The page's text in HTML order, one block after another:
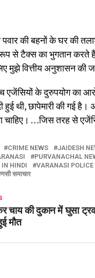
पवार की बहनों के घर की
रूप से टैक्स का भुगतान
मुझे वित्तीय अनुशासन
एजेंसियों के दुरुपयोग का
थी, छापेमारी की गई है।
चाहिए। …जिस तरह से
CRIME NEWS
JAIDESH
PURVANACHAL
HINDI
VARANASI POLICE
समाचार
चाय की दुकान में घुसा
मौत